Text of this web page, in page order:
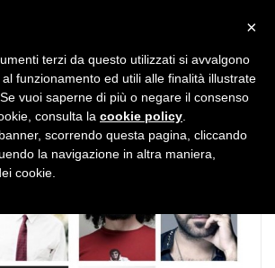
×
terzi da questo utilizzati si avvalgono
funzionamento ed utili alle finalità illustrate
vuoi saperne di più o negare il consenso
consulta la cookie policy
scorrendo questa pagina, cliccando
la navigazione in altra maniera,
cookie.